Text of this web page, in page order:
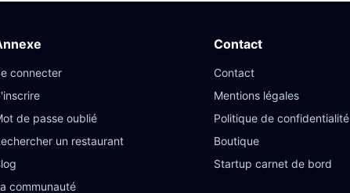
connecter
de passe oublié
un restaurant
communauté
Contact
Contact
Mentions légales
Politique de confidentialité
Boutique
Startup carnet de bord